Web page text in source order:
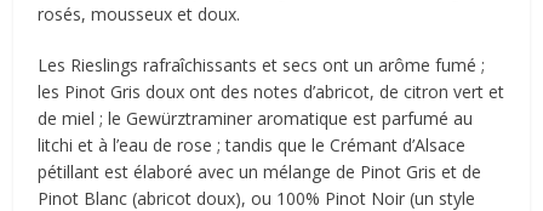
rosés, mousseux et doux.
Les Rieslings rafraîchissants et secs ont un arôme fumé ;
les Pinot Gris doux ont des notes d’abricot, de citron vert et
de miel ; le Gewürztraminer aromatique est parfumé au
litchi et à l’eau de rose ; tandis que le Crémant d’Alsace
pétillant est élaboré avec un mélange de Pinot Gris et de
Pinot Blanc (abricot doux), ou 100% Pinot Noir (un style